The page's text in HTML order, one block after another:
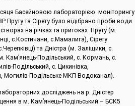
Басейновою лабораторією моніторингу
Пруту та Сірету було відібрано проби води
на річках та притоках Пруту (м.
с.Костичани, с.Мамалига), Сірету
та Дністра (м. Заліщики, с.
Кам’янець-Подільський, с. Кормань, с.
Подільський, с. Цикинівка,
Могилів-Подільське МКП Водоканал).
досліджень на р. Дністер
в м. Кам’янець-Подільський – БСК5